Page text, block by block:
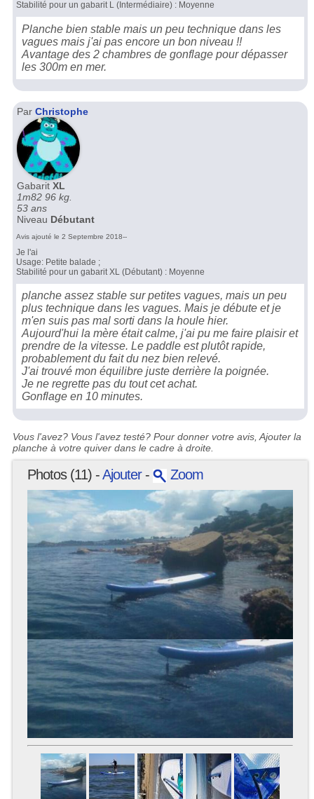
Stabilité pour un gabarit L (Intermédiaire) : Moyenne
Planche bien stable mais un peu technique dans les
vagues mais j'ai pas encore un bon niveau !!
Avantage des 2 chambres de gonflage pour dépasser
les 300m en mer.
Par Christophe
Gabarit XL
1m82 96 kg.
53 ans
Niveau Débutant
Avis ajouté le 2 Septembre 2018--
Je l'ai
Usage: Petite balade ;
Stabilité pour un gabarit XL (Débutant) : Moyenne
planche assez stable sur petites vagues, mais un peu
plus technique dans les vagues. Mais je débute et je
m'en suis pas mal sorti dans la houle hier.
Aujourd'hui la mère était calme, j'ai pu me faire plaisir et
prendre de la vitesse. Le paddle est plutôt rapide,
probablement du fait du nez bien relevé.
J'ai trouvé mon équilibre juste derrière la poignée.
Je ne regrette pas du tout cet achat.
Gonflage en 10 minutes.
Vous l'avez? Vous l'avez testé? Pour donner votre avis, Ajouter la
planche à votre quiver dans le cadre à droite.
Photos (11) -Ajouter- Zoom